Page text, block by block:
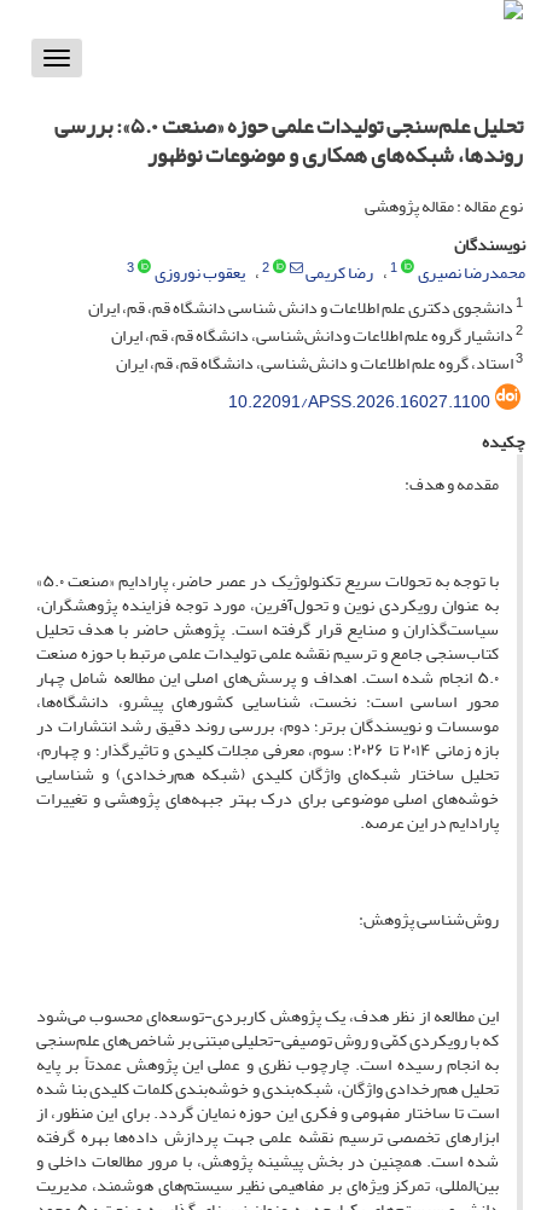
Toggle
تحلیل علم‌سنجی تولیدات علمی حوزه «صنعت ۵.۰»: بررسی
روندها، شبکه‌های همکاری و موضوعات نوظهور
نوع مقاله : مقاله پژوهشی
نویسندگان
محمدرضا نصیری
1 رضا کریمی 2 یعقوب نوروزی
3
1دانشجوی دکتری علم اطلاعات و دانش شناسی دانشگاه قم، قم، ایران
2دانشیار گروه علم اطلاعات ودانش‌شناسی، دانشگاه قم، قم، ایران
3استاد، گروه علم اطلاعات و دانش‌شناسی، دانشگاه قم، قم، ایران
10.22091/APSS.2026.16027.1100
چکیده
مقدمه و هدف:
با توجه به تحولات سریع تکنولوژیک در عصر حاضر، پارادایم «صنعت ۵.۰»
به عنوان رویکردی نوین و تحول‌آفرین، مورد توجه فزاینده پژوهشگران،
سیاست‌گذاران و صنایع قرار گرفته است. پژوهش حاضر با هدف تحلیل
کتاب‌سنجی جامع و ترسیم نقشه علمی تولیدات علمی مرتبط با حوزه صنعت
۵.۰ انجام شده است. اهداف و پرسش‌های اصلی این مطالعه شامل چهار
محور اساسی است: نخست، شناسایی کشورهای پیشرو، دانشگاه‌ها،
موسسات و نویسندگان برتر؛ دوم، بررسی روند دقیق رشد انتشارات در
بازه زمانی ۲۰۱۴ تا ۲۰۲۶؛ سوم، معرفی مجلات کلیدی و تاثیرگذار؛ و چهارم،
تحلیل ساختار شبکه‌ای واژگان کلیدی (شبکه هم‌رخدادی) و شناسایی
خوشه‌های اصلی موضوعی برای درک بهتر جبهه‌های پژوهشی و تغییرات
پارادایم در این عرصه.
روش‌شناسی پژوهش:
این مطالعه از نظر هدف، یک پژوهش کاربردی-توسعه‌ای محسوب می‌شود
که با رویکردی کمّی و روش توصیفی-تحلیلی مبتنی بر شاخص‌های علم‌سنجی
به انجام رسیده است. چارچوب نظری و عملی این پژوهش عمدتاً بر پایه
تحلیل هم‌رخدادی واژگان، شبکه‌بندی و خوشه‌بندی کلمات کلیدی بنا شده
است تا ساختار مفهومی و فکری این حوزه نمایان گردد. برای این منظور، از
ابزارهای تخصصی ترسیم نقشه علمی جهت پردازش داده‌ها بهره گرفته
شده است. همچنین در بخش پیشینه پژوهش، با مرور مطالعات داخلی و
بین‌المللی، تمرکز ویژه‌ای بر مفاهیمی نظیر سیستم‌های هوشمند، مدیریت